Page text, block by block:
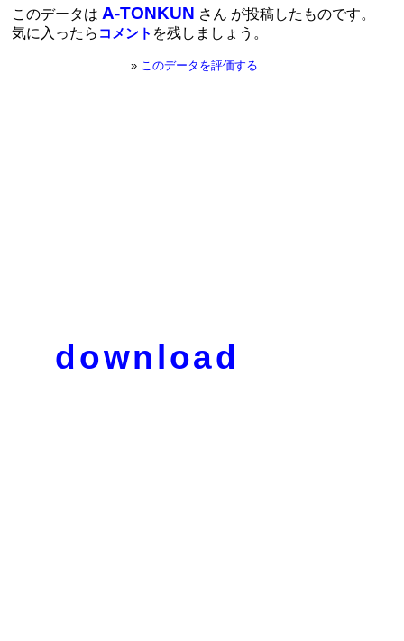
このデータは A-TONKUN さん が投稿したものです。
気に入ったら コメント を残しましょう。
» このデータを評価する
download